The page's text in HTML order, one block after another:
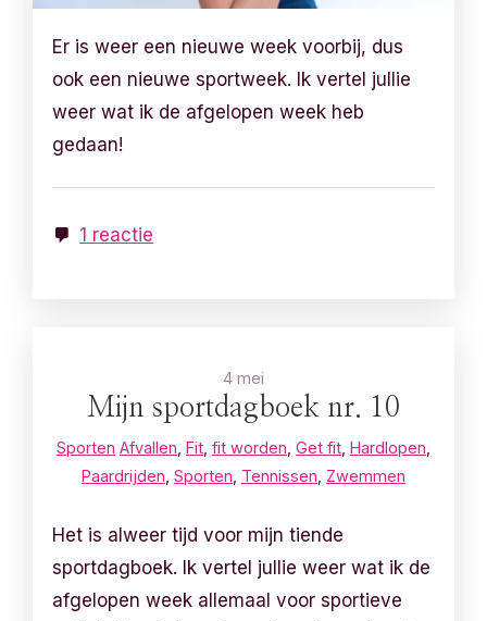
Er is weer een nieuwe week voorbij, dus
ook een nieuwe sportweek. Ik vertel jullie
weer wat ik de afgelopen week heb
gedaan!
1 reactie
4 mei
Mijn sportdagboek nr. 10
Sporten Afvallen Fit fit worden Get fit Hardlopen
Paardrijden Sporten Tennissen Zwemmen
Het is alweer tijd voor mijn tiende
sportdagboek. Ik vertel jullie weer wat ik de
afgelopen week allemaal voor sportieve